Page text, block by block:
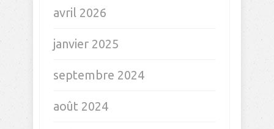
avril 2026
janvier 2025
septembre 2024
août 2024